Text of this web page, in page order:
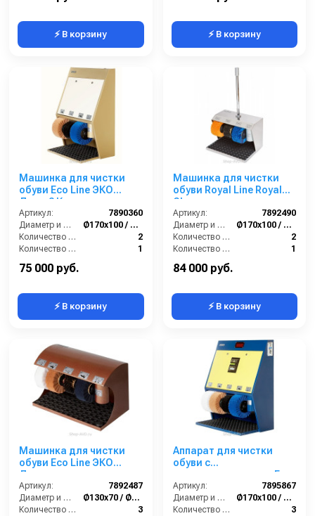
⚡ В корзину ⚡ В корзину
Машинка для чистки
обуви Eco Line ЭКО
Люкс 3 Крем
Артикул:
7890360
Диаметр и ширина щёток (мм):
Ø170х100 / Ø210х100
Количество щёток полировки (шт):
2
Количество щёток предварительной очистки (шт):
1
Мощность (Вт):
75 000 руб.
⚡ В корзину
Машинка для чистки
обуви Royal Line Royal
Chrome
Артикул:
7892490
Диаметр и ширина щёток (мм):
Ø170х100 / Ø210х100
Количество щёток полировки (шт):
2
Количество щёток предварительной очистки (шт):
1
Мощность (Вт):
84 000 руб.
⚡ В корзину
Машинка для чистки
обуви Eco Line ЭКО
Лидер
Артикул:
7892487
Диаметр и ширина щёток (мм):
Ø130х70 / Ø170х70
Количество щёток полировки (шт):
3
Аппарат для чистки
обуви с
купюроприемником Eco
Line ЭКО Люкс 4 Крем
Артикул:
7895867
Диаметр и ширина щёток (мм):
Ø170х100 / Ø210х100
Количество щёток полировки (шт):
3